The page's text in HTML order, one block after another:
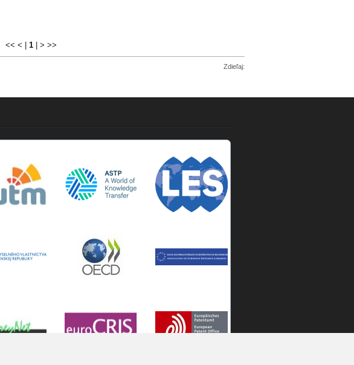
<< < 1| > >>
Zdieľaj: